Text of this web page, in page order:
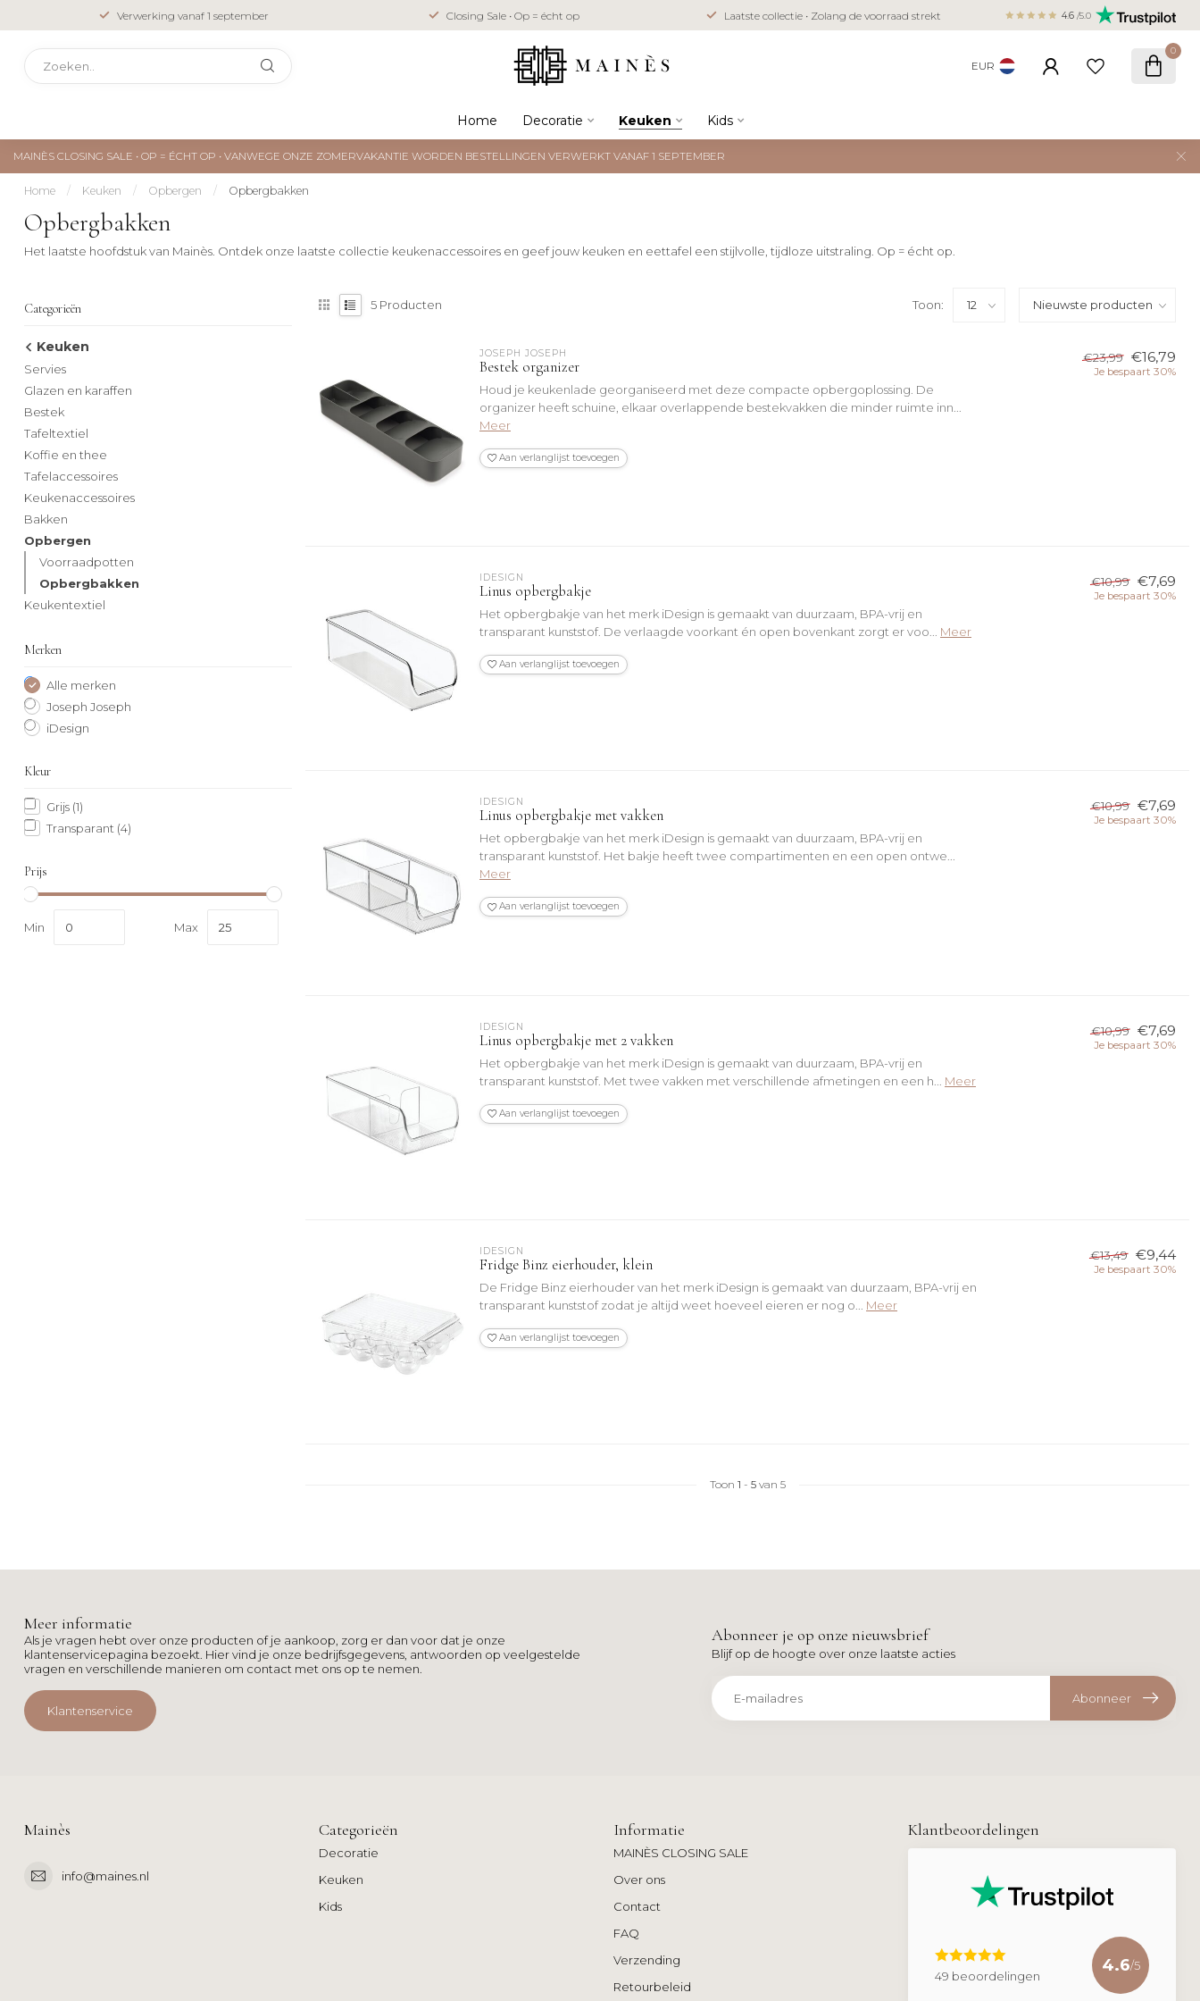
Verwerking vanaf 1 september Closing Sale • Op = écht op Laatste collectie • Zolang de voorraad strekt Veilig betalen met iDEAL, Bancontact,
creditcard 4.6 /5.0
EUR
0
Home Decoratie Keuken Kids
MAINÈS CLOSING SALE • OP = ÉCHT OP • VANWEGE ONZE ZOMERVAKANTIE WORDEN BESTELLINGEN VERWERKT VANAF 1 SEPTEMBER
Home / Keuken / Opbergen / Opbergbakken
Opbergbakken
Het laatste hoofdstuk van Mainès. Ontdek onze laatste collectie keukenaccessoires en geef jouw keuken en eettafel een stijlvolle, tijdloze uitstraling. Op = écht op.
Categorieën
Keuken
Servies
Glazen en karaffen
Bestek
Tafeltextiel
Koffie en thee
Tafelaccessoires
Keukenaccessoires
Bakken
Opbergen
Voorraadpotten
Opbergbakken
Keukentextiel
Merken
Alle merken
Joseph Joseph
iDesign
Kleur
Grijs (1)
Transparant (4)
Prijs
Min Max
5 Producten Toon:
JOSEPH JOSEPH
Bestek organizer
Houd je keukenlade georganiseerd met deze compacte opbergoplossing. De
organizer heeft schuine, elkaar overlappende bestekvakken die minder ruimte inn...
Meer
Aan verlanglijst toevoegen
€23,99 €16,79
Je bespaart 30%
IDESIGN
Linus opbergbakje
Het opbergbakje van het merk iDesign is gemaakt van duurzaam, BPA-vrij en
transparant kunststof. De verlaagde voorkant én open bovenkant zorgt er voo...
Meer
Aan verlanglijst toevoegen
€10,99 €7,69
Je bespaart 30%
IDESIGN
Linus opbergbakje met vakken
Het opbergbakje van het merk iDesign is gemaakt van duurzaam, BPA-vrij en
transparant kunststof. Het bakje heeft twee compartimenten en een open ontwe...
Meer
Aan verlanglijst toevoegen
€10,99 €7,69
Je bespaart 30%
IDESIGN
Linus opbergbakje met 2 vakken
Het opbergbakje van het merk iDesign is gemaakt van duurzaam, BPA-vrij en
transparant kunststof. Met twee vakken met verschillende afmetingen en een h...
Meer
Aan verlanglijst toevoegen
€10,99 €7,69
Je bespaart 30%
IDESIGN
Fridge Binz eierhouder, klein
De Fridge Binz eierhouder van het merk iDesign is gemaakt van duurzaam, BPA-vrij en
transparant kunststof zodat je altijd weet hoeveel eieren er nog o...
Meer
Aan verlanglijst toevoegen
€13,49 €9,44
Je bespaart 30%
Toon 1 - 5van 5
Meer informatie
Als je vragen hebt over onze producten of je aankoop, zorg er dan voor dat je onze
klantenservicepagina bezoekt. Hier vind je onze bedrijfsgegevens, antwoorden op veelgestelde
vragen en verschillende manieren om contact met ons op te nemen.
Klantenservice
Abonneer je op onze nieuwsbrief
Blijf op de hoogte over onze laatste acties
Abonneer
Mainès
info@maines.nl
Categorieën
Decoratie
Keuken
Kids
Informatie
MAINÈS CLOSING SALE
Over ons
Contact
FAQ
Verzending
Retourbeleid
Klantbeoordelingen
49 beoordelingen
4.6/5